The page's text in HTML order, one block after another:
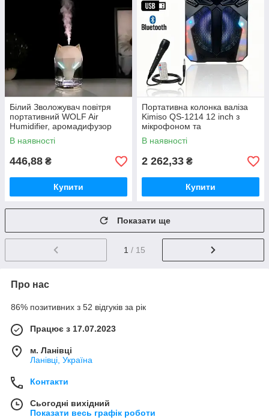
Білий Зволожувач повітря
портативний WOLF Air
Humidifier, аромадифузор
електричний з резервуаром
для ефірної олії,
В наявності
446,88 ₴
Купити
Портативна колонка валіза
Kimiso QS-1214 12 inch з
мікрофоном та
світломузикою, 900 Вт
В наявності
2 262,33 ₴
Купити
Показати ще
1 / 15
Про нас
86% позитивних з 52 відгуків за рік
Працює з 17.07.2023
м. Ланівці
Ланівці, Україна
Контакти
Сьогодні вихідний
Показати весь графік роботи